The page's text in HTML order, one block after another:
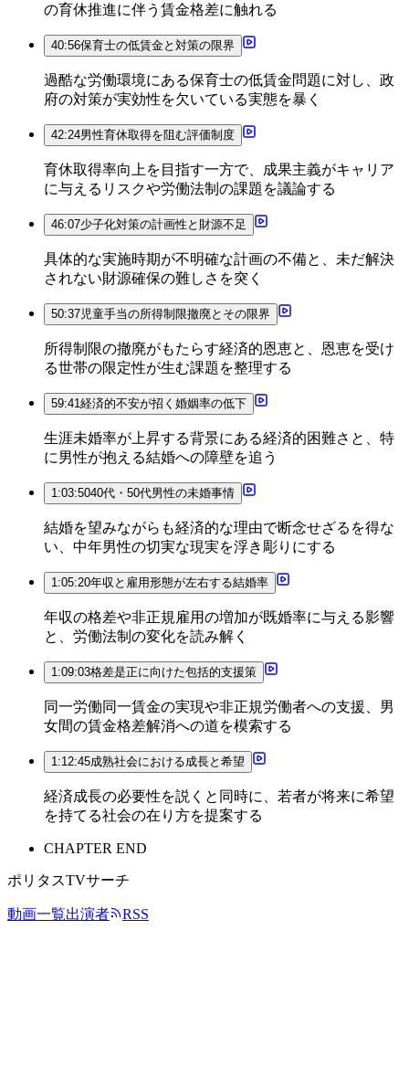
の育休推進に伴う賃金格差に触れる
40:56保育士の低賃金と対策の限界
過酷な労働環境にある保育士の低賃金問題に対し、政
府の対策が実効性を欠いている実態を暴く
42:24男性育休取得を阻む評価制度
育休取得率向上を目指す一方で、成果主義がキャリア
に与えるリスクや労働法制の課題を議論する
46:07少子化対策の計画性と財源不足
具体的な実施時期が不明確な計画の不備と、未だ解決
されない財源確保の難しさを突く
50:37児童手当の所得制限撤廃とその限界
所得制限の撤廃がもたらす経済的恩恵と、恩恵を受け
る世帯の限定性が生む課題を整理する
59:41経済的不安が招く婚姻率の低下
生涯未婚率が上昇する背景にある経済的困難さと、特
に男性が抱える結婚への障壁を追う
1:03:5040代・50代男性の未婚事情
結婚を望みながらも経済的な理由で断念せざるを得な
い、中年男性の切実な現実を浮き彫りにする
1:05:20年収と雇用形態が左右する結婚率
年収の格差や非正規雇用の増加が既婚率に与える影響
と、労働法制の変化を読み解く
1:09:03格差是正に向けた包括的支援策
同一労働同一賃金の実現や非正規労働者への支援、男
女間の賃金格差解消への道を模索する
1:12:45成熟社会における成長と希望
経済成長の必要性を説くと同時に、若者が将来に希望
を持てる社会の在り方を提案する
CHAPTER END
ポリタスTVサーチ
動画一覧出演者 RSS